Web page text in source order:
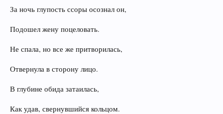
За ночь глупость ссоры осознал он,
Подошел жену поцеловать.
Не спала, но все же притворилась,
Отвернула в сторону лицо.
В глубине обида затаилась,
Как удав, свернувшийся кольцом.